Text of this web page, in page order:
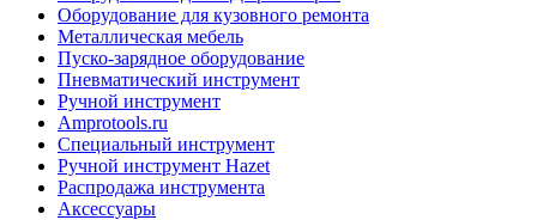
Оборудование для кузовного ремонта
Металлическая мебель
Пуско-зарядное оборудование
Пневматический инструмент
Ручной инструмент
Amprotools.ru
Специальный инструмент
Ручной инструмент Hazet
Распродажа инструмента
Аксессуары